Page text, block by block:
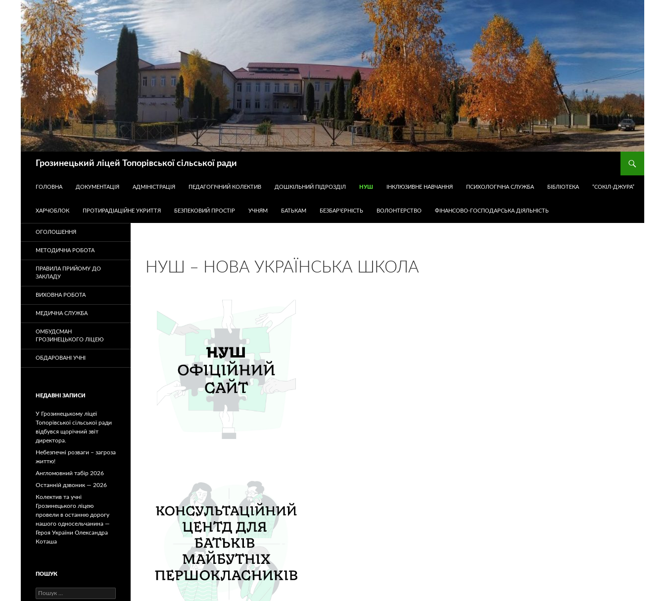
Грозинецький ліцей Топорівської сільської ради
ГОЛОВНА
ДОКУМЕНТАЦІЯ АДМІНІСТРАЦІЯ ПЕДАГОГІЧНИЙ КОЛЕКТИВ ДОШКІЛЬНИЙ ПІДРОЗДІЛ НУШ ІНКЛЮЗИВНЕ НАВЧАННЯ ПСИХОЛОГІЧНА СЛУЖБА БІБЛІОТЕКА “СОКІЛ-ДЖУРА”
ХАРЧОБЛОК ПРОТИРАДІАЦІЙНЕ УКРИТТЯ БЕЗПЕКОВИЙ ПРОСТІР УЧНЯМ БАТЬКАМ БЕЗБАР’ЄРНІСТЬ ВОЛОНТЕРСТВО ФІНАНСОВО-ГОСПОДАРСЬКА ДІЯЛЬНІСТЬ
НУШ – НОВА УКРАЇНСЬКА ШКОЛА
ОГОЛОШЕННЯ
МЕТОДИЧНА РОБОТА
ПРАВИЛА ПРИЙОМУ ДО
ЗАКЛАДУ
ВИХОВНА РОБОТА
МЕДИЧНА СЛУЖБА
ОМБУДСМАН
ГРОЗИНЕЦЬКОГО ЛІЦЕЮ
ОБДАРОВАНІ УЧНІ
НЕДАВНІ ЗАПИСИ
У Грозинецькому ліцеї
Топорівської сільської ради
відбувся щорічний звіт
директора.
Небезпечні розваги – загроза
життю!
Англомовний табір 2026
Останній дзвоник — 2026
Колектив та учні
Грозинецького ліцею
провели в останню дорогу
нашого односельчанина —
Героя України Олександра
Коташа
ПОШУК
Пошук: